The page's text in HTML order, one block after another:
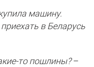
машину.
в Беларусь
то пошлины?–